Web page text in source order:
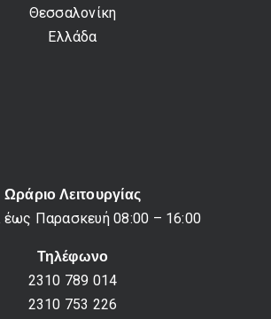
Θεσσαλονίκη
Ελλάδα
Ωράριο Λειτουργίας
έως Παρασκευή 08:00 – 16:00
Τηλέφωνο
2310 789 014
2310 753 226